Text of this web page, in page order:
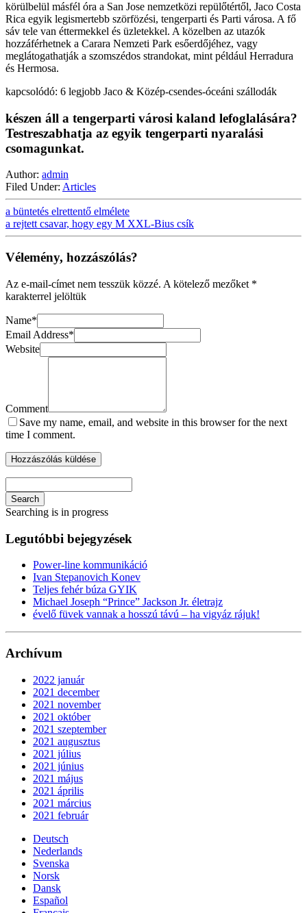
körülbelül másfél óra a San Jose nemzetközi repülőtértől, Jaco Costa
Rica egyik legismertebb szörfözési, tengerparti és Parti városa. A fő
sáv tele van éttermekkel és üzletekkel. A közelben az utazók
hozzáférhetnek a Carara Nemzeti Park esőerdőjéhez, vagy
meglátogathatják a szomszédos strandokat, mint például Herradura
és Hermosa.
kapcsolódó: 6 legjobb Jaco & Közép-csendes-óceáni szállodák
készen áll a tengerparti városi kaland lefoglalására?
Testreszabhatja az egyik tengerparti nyaralási
csomagunkat.
Author: admin
Filed Under: Articles
a büntetés elrettentő elmélete
a rejtett csavar, hogy egy M XXL-Bius csík
Vélemény, hozzászólás?
Az e-mail-címet nem tesszük közzé. A kötelező mezőket *
karakterrel jelöltük
Name*
Email Address*
Website
Comment
Save my name, email, and website in this browser for the next
time I comment.
Search
Searching is in progress
Legutóbbi bejegyzések
Power-line kommunikáció
Ivan Stepanovich Konev
Teljes fehér búza GYIK
Michael Joseph “Prince” Jackson Jr. életrajz
évelő füvek vannak a hosszú távú – ha vigyáz rájuk!
Archívum
2022 január
2021 december
2021 november
2021 október
2021 szeptember
2021 augusztus
2021 július
2021 június
2021 május
2021 április
2021 március
2021 február
Deutsch
Nederlands
Svenska
Norsk
Dansk
Español